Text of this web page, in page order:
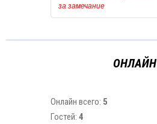
за замечание
ОНЛАЙН
Онлайн всего: 5
Гостей: 4